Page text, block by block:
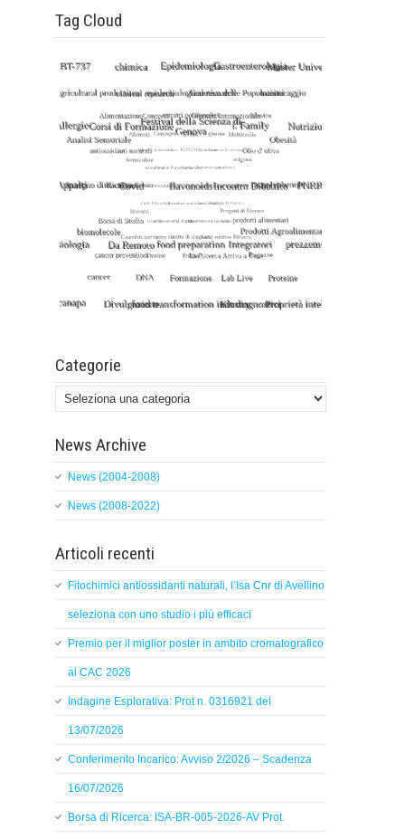
Tag Cloud
Categorie
Categorie
News Archive
News (2004-2008)
News (2008-2022)
Articoli recenti
Fitochimici antiossidanti naturali, l’Isa Cnr di Avellino
seleziona con uno studio i più efficaci
Premio per il miglior poster in ambito cromatografico
al CAC 2026
Indagine Esplorativa: Prot n. 0316921 del
13/07/2026
Conferimento Incarico: Avviso 2/2026 – Scadenza
16/07/2026
Borsa di Ricerca: ISA-BR-005-2026-AV Prot.